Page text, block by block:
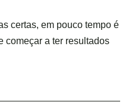
certas, em pouco tempo é
começar a ter resultados